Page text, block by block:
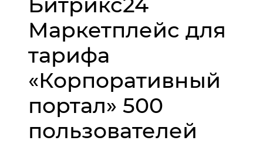
Маркетплейс для
тарифа
«Корпоративный
портал» 500
пользователей